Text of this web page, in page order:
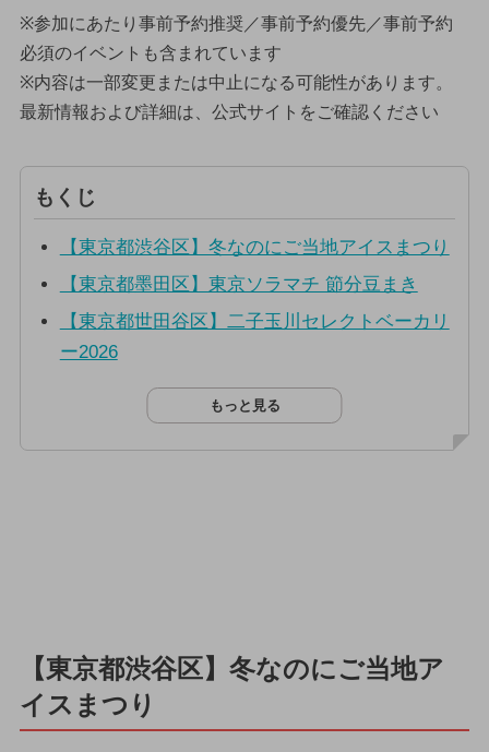
※参加にあたり事前予約推奨／事前予約優先／事前予約
必須のイベントも含まれています
※内容は一部変更または中止になる可能性があります。
最新情報および詳細は、公式サイトをご確認ください
もくじ
【東京都渋谷区】冬なのにご当地アイスまつり
【東京都墨田区】東京ソラマチ 節分豆まき
【東京都世田谷区】二子玉川セレクトベーカリ
ー2026
もっと見る
【東京都渋谷区】冬なのにご当地ア
イスまつり